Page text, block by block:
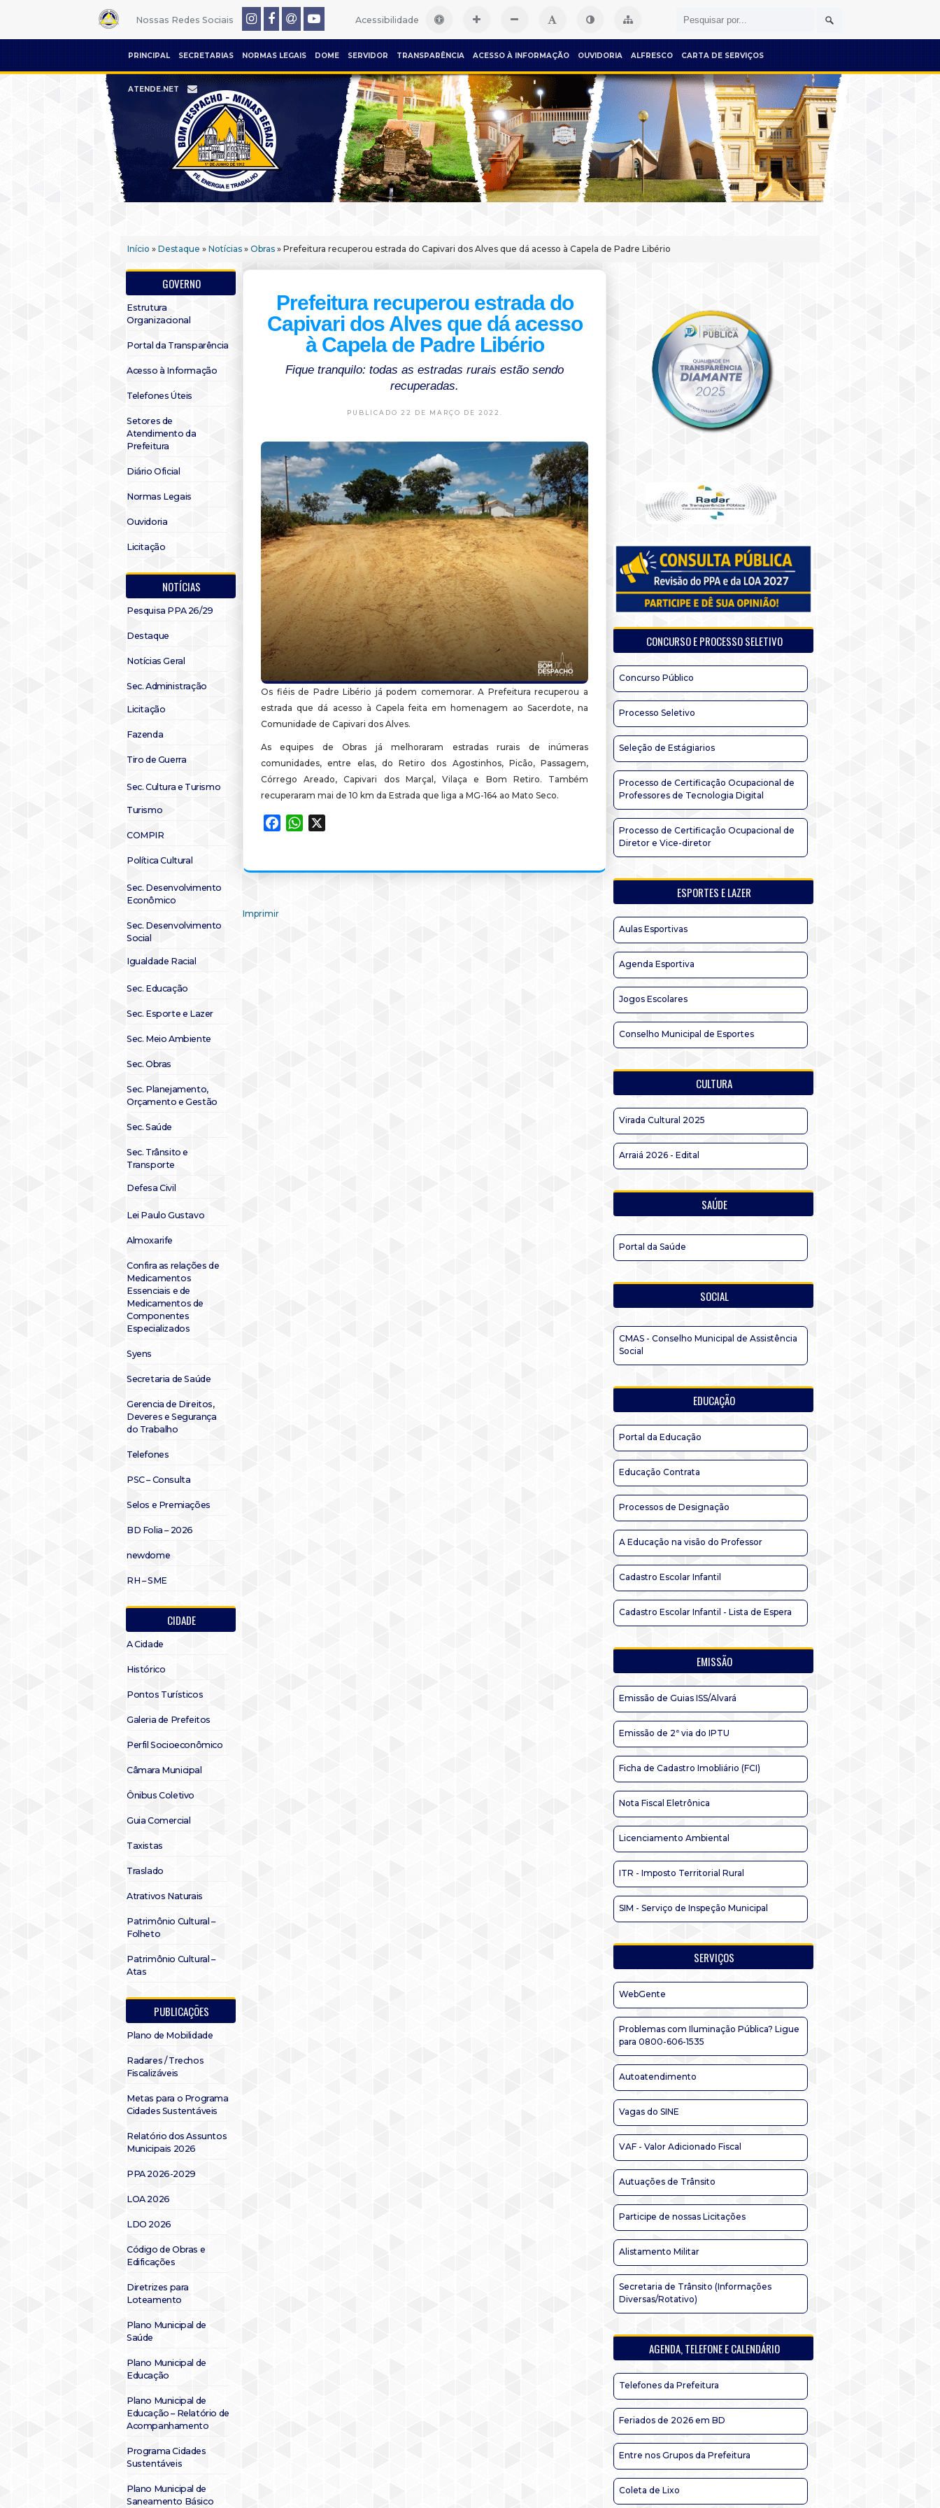
Nossas Redes Sociais Acessibilidade
PRINCIPAL SECRETARIAS NORMAS LEGAIS DOME SERVIDOR TRANSPARÊNCIA ACESSO À INFORMAÇÃO OUVIDORIA ALFRESCO CARTA DE SERVIÇOS
ATENDE.NET
Início » Destaque » Notícias » Obras » Prefeitura recuperou estrada do Capivari dos Alves que dá acesso à Capela de Padre Libério
GOVERNO
Estrutura
Organizacional
Portal da Transparência
Acesso à Informação
Telefones Úteis
Setores de
Atendimento da
Prefeitura
Diário Oficial
Normas Legais
Ouvidoria
Licitação
NOTÍCIAS
Pesquisa PPA 26/29
Destaque
Notícias Geral
Sec. Administração
Licitação
Fazenda
Tiro de Guerra
Sec. Cultura e Turismo
Turismo
COMPIR
Política Cultural
Sec. Desenvolvimento
Econômico
Sec. Desenvolvimento
Social
Igualdade Racial
Sec. Educação
Sec. Esporte e Lazer
Sec. Meio Ambiente
Sec. Obras
Sec. Planejamento,
Orçamento e Gestão
Sec. Saúde
Sec. Trânsito e
Transporte
Defesa Civil
Lei Paulo Gustavo
Almoxarife
Confira as relações de
Medicamentos
Essenciais e de
Medicamentos de
Componentes
Especializados
Syens
Secretaria de Saúde
Gerencia de Direitos,
Deveres e Segurança
do Trabalho
Telefones
PSC – Consulta
Selos e Premiações
BD Folia – 2026
newdome
RH – SME
CIDADE
A Cidade
Histórico
Pontos Turísticos
Galeria de Prefeitos
Perfil Socioeconômico
Câmara Municipal
Ônibus Coletivo
Guia Comercial
Taxistas
Traslado
Atrativos Naturais
Patrimônio Cultural –
Folheto
Patrimônio Cultural –
Atas
PUBLICAÇÕES
Plano de Mobilidade
Radares / Trechos
Fiscalizáveis
Metas para o Programa
Cidades Sustentáveis
Relatório dos Assuntos
Municipais 2026
PPA 2026-2029
LOA 2026
LDO 2026
Código de Obras e
Edificações
Diretrizes para
Loteamento
Plano Municipal de
Saúde
Plano Municipal de
Educação
Plano Municipal de
Educação – Relatório de
Acompanhamento
Programa Cidades
Sustentáveis
Plano Municipal de
Saneamento Básico
Prefeitura recuperou estrada do
Capivari dos Alves que dá acesso
à Capela de Padre Libério
Fique tranquilo: todas as estradas rurais estão sendo
recuperadas.
PUBLICADO 22 DE MARÇO DE 2022.
Os fiéis de Padre Libério já podem comemorar. A Prefeitura recuperou a
estrada que dá acesso à Capela feita em homenagem ao Sacerdote, na
Comunidade de Capivari dos Alves.
As equipes de Obras já melhoraram estradas rurais de inúmeras
comunidades, entre elas, do Retiro dos Agostinhos, Picão, Passagem,
Córrego Areado, Capivari dos Marçal, Vilaça e Bom Retiro. Também
recuperaram mai de 10 km da Estrada que liga a MG-164 ao Mato Seco.
FacebookWhatsApp
Imprimir
CONCURSO E PROCESSO SELETIVO
Concurso Público
Processo Seletivo
Seleção de Estágiarios
Processo de Certificação Ocupacional de
Professores de Tecnologia Digital
Processo de Certificação Ocupacional de
Diretor e Vice-diretor
ESPORTES E LAZER
Aulas Esportivas
Agenda Esportiva
Jogos Escolares
Conselho Municipal de Esportes
CULTURA
Virada Cultural 2025
Arraiá 2026 - Edital
SAÚDE
Portal da Saúde
SOCIAL
CMAS - Conselho Municipal de Assistência
Social
EDUCAÇÃO
Portal da Educação
Educação Contrata
Processos de Designação
A Educação na visão do Professor
Cadastro Escolar Infantil
Cadastro Escolar Infantil - Lista de Espera
EMISSÃO
Emissão de Guias ISS/Alvará
Emissão de 2ª via do IPTU
Ficha de Cadastro Imobliário (FCI)
Nota Fiscal Eletrônica
Licenciamento Ambiental
ITR - Imposto Territorial Rural
SIM - Serviço de Inspeção Municipal
SERVIÇOS
WebGente
Problemas com Iluminação Pública? Ligue
para 0800-606-1535
Autoatendimento
Vagas do SINE
VAF - Valor Adicionado Fiscal
Autuações de Trânsito
Participe de nossas Licitações
Alistamento Militar
Secretaria de Trânsito (Informações
Diversas/Rotativo)
AGENDA, TELEFONE E CALENDÁRIO
Telefones da Prefeitura
Feriados de 2026 em BD
Entre nos Grupos da Prefeitura
Coleta de Lixo